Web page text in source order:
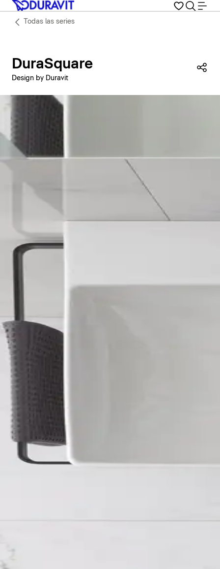
Todas las series
DuraSquare
Design by Duravit